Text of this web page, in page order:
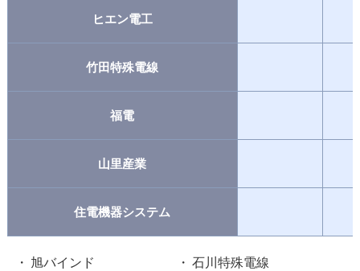
ヒエン電工
竹田特殊電線
福電
山里産業
住電機器システム
旭バインド
石川特殊電線